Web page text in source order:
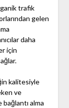
trafik
gelen
daha
için
kalitesiyle
ve
bağlantı alma